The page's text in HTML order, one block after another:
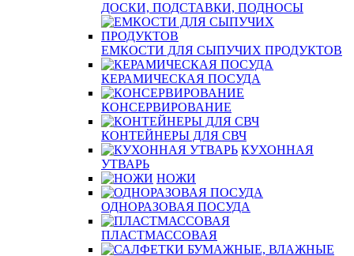
ДОСКИ, ПОДСТАВКИ, ПОДНОСЫ
ЕМКОСТИ ДЛЯ СЫПУЧИХ ПРОДУКТОВ
КЕРАМИЧЕСКАЯ ПОСУДА
КОНСЕРВИРОВАНИЕ
КОНТЕЙНЕРЫ ДЛЯ СВЧ
КУХОННАЯ
УТВАРЬ
НОЖИ
ОДНОРАЗОВАЯ ПОСУДА
ПЛАСТМАССОВАЯ